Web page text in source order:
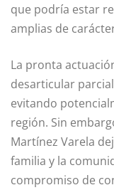
que podría estar
amplias de
La pronta
desarticular
evitando
región. Sin
Martínez Varela
familia y la
compromiso de